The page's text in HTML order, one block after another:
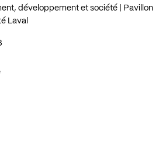
développement et société | Pavillon
Laval